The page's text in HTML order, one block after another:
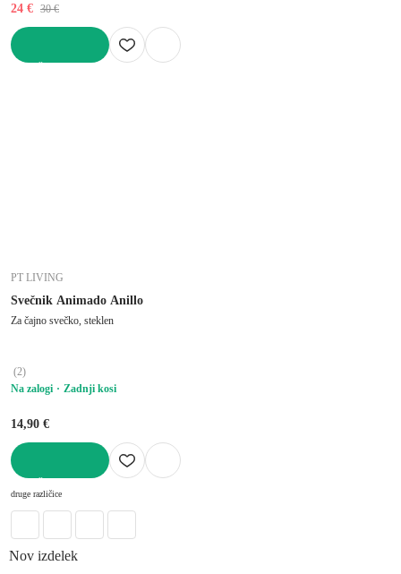
24 € 30 €
PT LIVING
Svečnik Animado Anillo
Za čajno svečko, steklen
(2)
Na zalogi
Zadnji kosi
14,90 €
druge različice
Nov izdelek